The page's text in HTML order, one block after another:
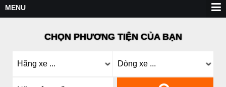
CHỌN PHƯƠNG TIỆN CỦA BẠN